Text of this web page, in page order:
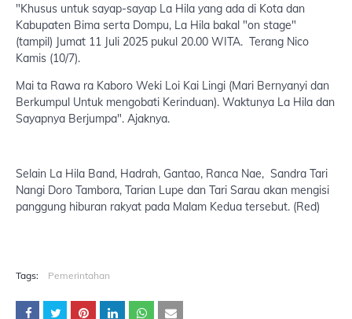
"Khusus untuk sayap-sayap La Hila yang ada di Kota dan
Kabupaten Bima serta Dompu, La Hila bakal "on stage"
(tampil) Jumat 11 Juli 2025 pukul 20.00 WITA. Terang Nico
Kamis (10/7).
Mai ta Rawa ra Kaboro Weki Loi Kai Lingi (Mari Bernyanyi dan
Berkumpul Untuk mengobati Kerinduan). Waktunya La Hila dan
Sayapnya Berjumpa". Ajaknya.
Selain La Hila Band, Hadrah, Gantao, Ranca Nae, Sandra Tari
Nangi Doro Tambora, Tarian Lupe dan Tari Sarau akan mengisi
panggung hiburan rakyat pada Malam Kedua tersebut. (Red)
Tags: Pemerintahan